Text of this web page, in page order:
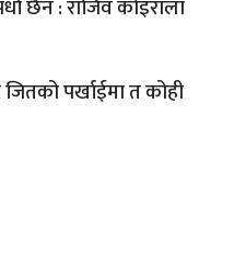
छैन : राजिव कोइराला
पर्खाईमा त कोही